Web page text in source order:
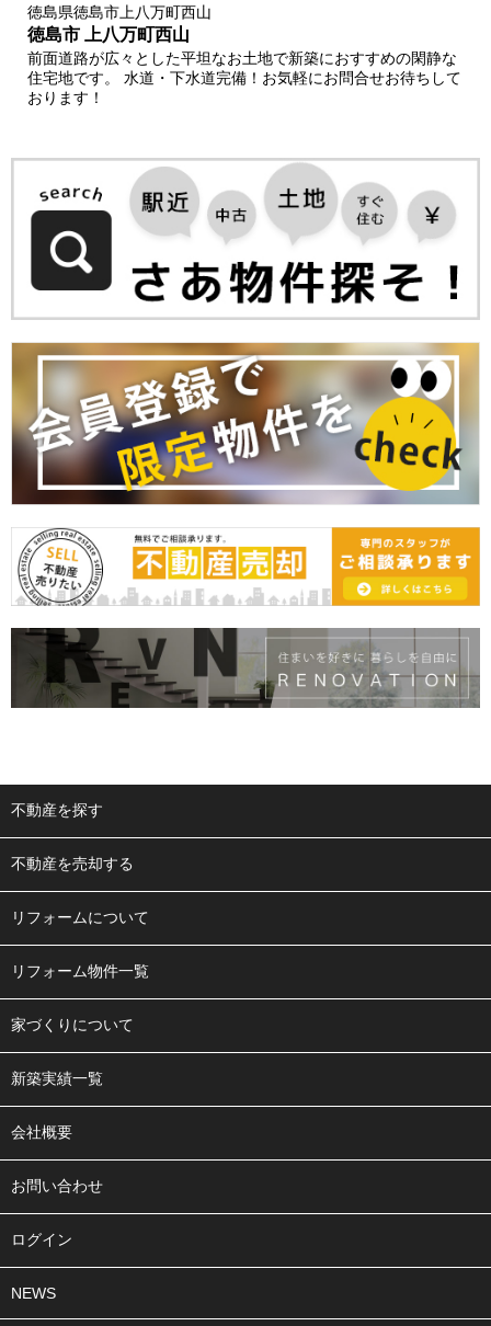
徳島県徳島市上八万町西山
徳島市 上八万町西山
前面道路が広々とした平坦なお土地で新築におすすめの閑静な
住宅地です。 水道・下水道完備！お気軽にお問合せお待ちして
おります！
不動産を探す
不動産を売却する
リフォームについて
リフォーム物件一覧
家づくりについて
新築実績一覧
会社概要
お問い合わせ
ログイン
NEWS